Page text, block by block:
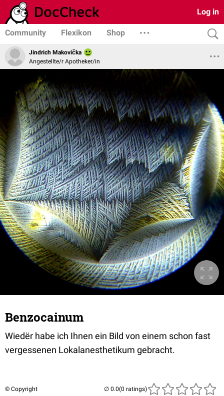
Log in
Community Flexikon Shop
Jindrich Makovička
Angestellte/r Apotheker/in
Benzocainum
Wiedër habe ich Ihnen ein Bild von einem schon fast
vergessenen Lokalanesthetikum gebracht.
© Copyright (0 ratings)